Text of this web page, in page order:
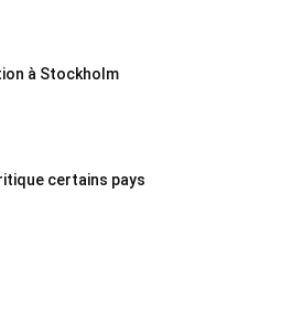
à Stockholm
certains pays